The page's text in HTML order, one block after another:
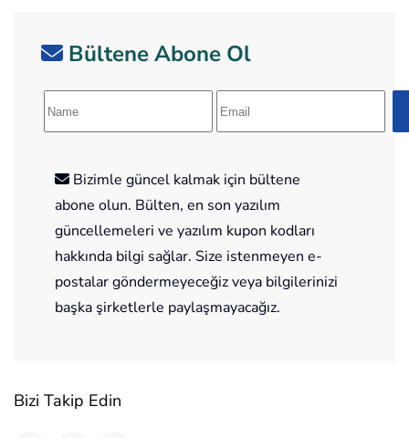
Bültene Abone Ol
Bizimle güncel kalmak için bültene
abone olun. Bülten, en son yazılım
güncellemeleri ve yazılım kupon kodları
hakkında bilgi sağlar. Size istenmeyen e-
postalar göndermeyeceğiz veya bilgilerinizi
başka şirketlerle paylaşmayacağız.
Bizi Takip Edin